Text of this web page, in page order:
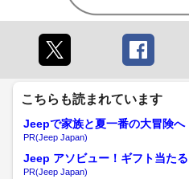
こちらも読まれています
Jeepで家族と夏一番の大冒険へ
PR(Jeep Japan)
Jeep アソビュー！ギフト当たる
PR(Jeep Japan)